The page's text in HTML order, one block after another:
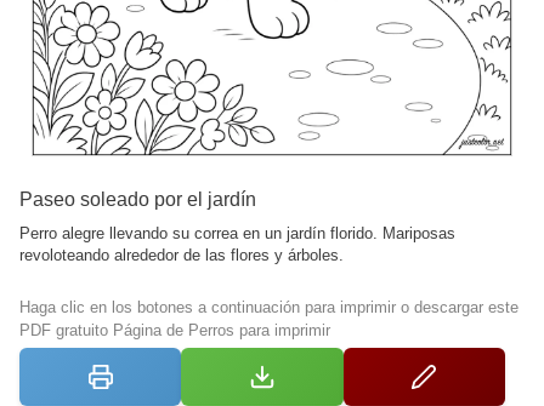
Paseo soleado por el jardín
Perro alegre llevando su correa en un jardín florido. Mariposas
revoloteando alrededor de las flores y árboles.
Haga clic en los botones a continuación para imprimir o descargar este
PDF gratuito Página de Perros para imprimir